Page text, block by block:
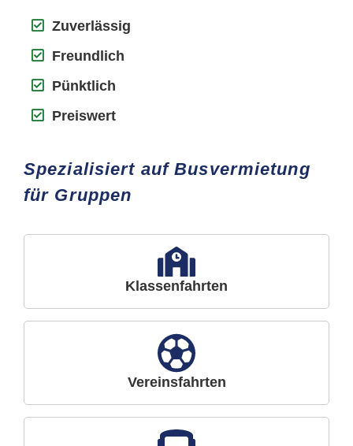
Zuverlässig
Freundlich
Pünktlich
Preiswert
Spezialisiert auf Busvermietung
für Gruppen
Klassenfahrten
Vereinsfahrten